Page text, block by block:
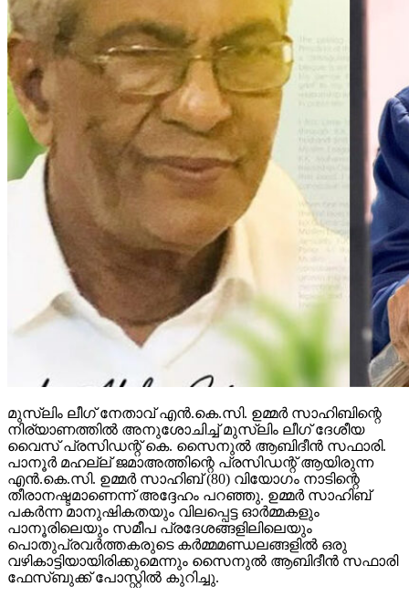
മുസ്‌ലിം ലീഗ് നേതാവ് എന്‍.കെ.സി. ഉമ്മര്‍ സാഹിബിന്റെ
നിര്യാണത്തില്‍ അനുശോചിച്ച് മുസ്‌ലിം ലീഗ് ദേശീയ
വൈസ് പ്രസിഡന്റ് കെ. സൈനുല്‍ ആബിദീന്‍ സഫാരി.
പാനൂര്‍ മഹല്ല് ജമാഅത്തിന്റെ പ്രസിഡന്റ് ആയിരുന്ന
എന്‍.കെ.സി. ഉമ്മര്‍ സാഹിബ് (80) വിയോഗം നാടിന്റെ
തീരാനഷ്ടമാണെന്ന് അദ്ദേഹം പറഞ്ഞു. ഉമ്മര്‍ സാഹിബ്
പകര്‍ന്ന മാനുഷികതയും വിലപ്പെട്ട ഓര്‍മ്മകളും
പാനൂരിലെയും സമീപ പ്രദേശങ്ങളിലിലെയും
പൊതുപ്രവര്‍ത്തകരുടെ കര്‍മ്മമണ്ഡലങ്ങളില്‍ ഒരു
വഴികാട്ടിയായിരിക്കുമെന്നും സൈനുല്‍ ആബിദീന്‍ സഫാരി
ഫേസ്ബുക്ക് പോസ്റ്റില്‍ കുറിച്ചു.